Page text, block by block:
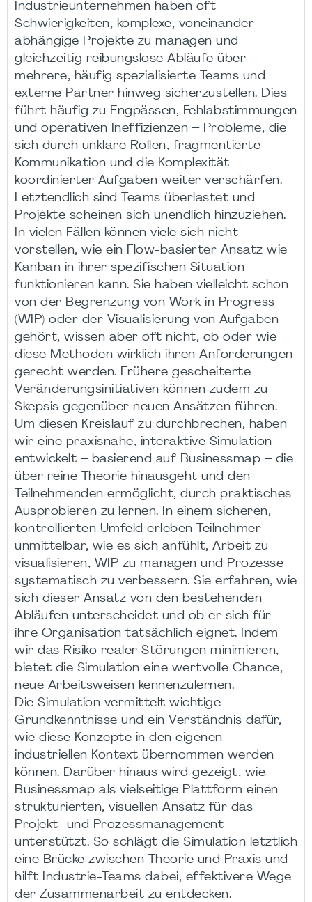
Industrieunternehmen haben oft
Schwierigkeiten, komplexe, voneinander
abhängige Projekte zu managen und
gleichzeitig reibungslose Abläufe über
mehrere, häufig spezialisierte Teams und
externe Partner hinweg sicherzustellen. Dies
führt häufig zu Engpässen, Fehlabstimmungen
und operativen Ineffizienzen – Probleme, die
sich durch unklare Rollen, fragmentierte
Kommunikation und die Komplexität
koordinierter Aufgaben weiter verschärfen.
Letztendlich sind Teams überlastet und
Projekte scheinen sich unendlich hinzuziehen.
In vielen Fällen können viele sich nicht
vorstellen, wie ein Flow-basierter Ansatz wie
Kanban in ihrer spezifischen Situation
funktionieren kann. Sie haben vielleicht schon
von der Begrenzung von Work in Progress
(WIP) oder der Visualisierung von Aufgaben
gehört, wissen aber oft nicht, ob oder wie
diese Methoden wirklich ihren Anforderungen
gerecht werden. Frühere gescheiterte
Veränderungsinitiativen können zudem zu
Skepsis gegenüber neuen Ansätzen führen.
Um diesen Kreislauf zu durchbrechen, haben
wir eine praxisnahe, interaktive Simulation
entwickelt – basierend auf Businessmap – die
über reine Theorie hinausgeht und den
Teilnehmenden ermöglicht, durch praktisches
Ausprobieren zu lernen. In einem sicheren,
kontrollierten Umfeld erleben Teilnehmer
unmittelbar, wie es sich anfühlt, Arbeit zu
visualisieren, WIP zu managen und Prozesse
systematisch zu verbessern. Sie erfahren, wie
sich dieser Ansatz von den bestehenden
Abläufen unterscheidet und ob er sich für
ihre Organisation tatsächlich eignet. Indem
wir das Risiko realer Störungen minimieren,
bietet die Simulation eine wertvolle Chance,
neue Arbeitsweisen kennenzulernen.
Die Simulation vermittelt wichtige
Grundkenntnisse und ein Verständnis dafür,
wie diese Konzepte in den eigenen
industriellen Kontext übernommen werden
können. Darüber hinaus wird gezeigt, wie
Businessmap als vielseitige Plattform einen
strukturierten, visuellen Ansatz für das
Projekt- und Prozessmanagement
unterstützt. So schlägt die Simulation letztlich
eine Brücke zwischen Theorie und Praxis und
hilft Industrie-Teams dabei, effektivere Wege
der Zusammenarbeit zu entdecken.